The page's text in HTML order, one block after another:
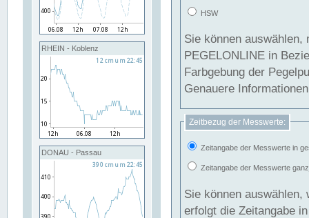
RHEIN - Koblenz
DONAU - Passau
HSW
Sie können
PEGELONLINE in Beziehung
Farbgebung der
Genauere
Zeitbezug der Messwerte:
Zeitangabe der Messwerte in
Zeitangabe der Messwerte
Sie können auswählen,
erfolgt die Zeitangabe